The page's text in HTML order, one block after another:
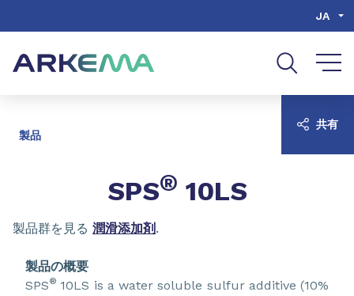
JA
製品
SPS® 10LS
製品群を見る 潤滑添加剤 .
製品の概要
SPS® 10LS is a water soluble sulfur additive (10%
共有